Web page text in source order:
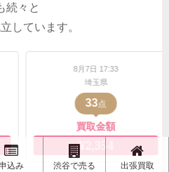
続々と
しています。
¥2,354
込み 渋谷で売る 出張買取